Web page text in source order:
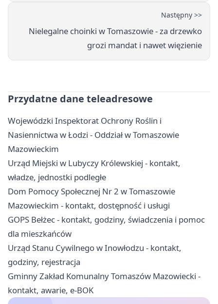
Następny >>
Nielegalne choinki w Tomaszowie - za drzewko
grozi mandat i nawet więzienie
Przydatne dane teleadresowe
Wojewódzki Inspektorat Ochrony Roślin i
Nasiennictwa w Łodzi - Oddział w Tomaszowie
Mazowieckim
Urząd Miejski w Lubyczy Królewskiej - kontakt,
władze, jednostki podległe
Dom Pomocy Społecznej Nr 2 w Tomaszowie
Mazowieckim - kontakt, dostępność i usługi
GOPS Bełżec - kontakt, godziny, świadczenia i pomoc
dla mieszkańców
Urząd Stanu Cywilnego w Inowłodzu - kontakt,
godziny, rejestracja
Gminny Zakład Komunalny Tomaszów Mazowiecki -
kontakt, awarie, e-BOK